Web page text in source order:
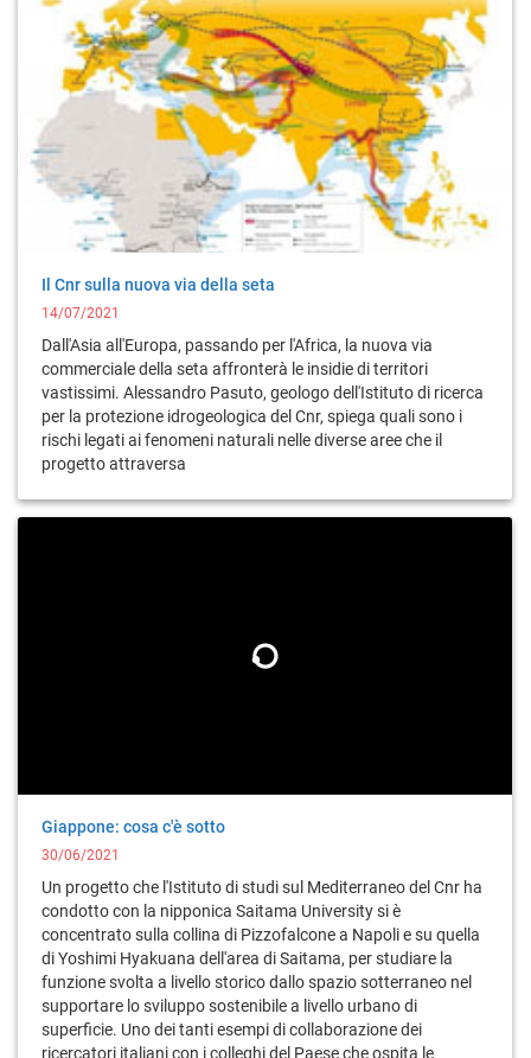
Il Cnr sulla nuova via della seta
14/07/2021
Dall'Asia all'Europa, passando per l'Africa, la nuova via
commerciale della seta affronterà le insidie di territori
vastissimi. Alessandro Pasuto, geologo dell'Istituto di ricerca
per la protezione idrogeologica del Cnr, spiega quali sono i
rischi legati ai fenomeni naturali nelle diverse aree che il
progetto attraversa
Giappone: cosa c'è sotto
30/06/2021
Un progetto che l'Istituto di studi sul Mediterraneo del Cnr ha
condotto con la nipponica Saitama University si è
concentrato sulla collina di Pizzofalcone a Napoli e su quella
di Yoshimi Hyakuana dell'area di Saitama, per studiare la
funzione svolta a livello storico dallo spazio sotterraneo nel
supportare lo sviluppo sostenibile a livello urbano di
superficie. Uno dei tanti esempi di collaborazione dei
ricercatori italiani con i colleghi del Paese che ospita le